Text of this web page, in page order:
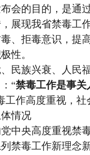
会的目的，是通
展现我省禁毒工
、拒毒意识，提
性。
族兴衰、人民
“禁毒工作是事关
工作高度重视，社
情况
央高度重视禁毒
禁毒工作新理念